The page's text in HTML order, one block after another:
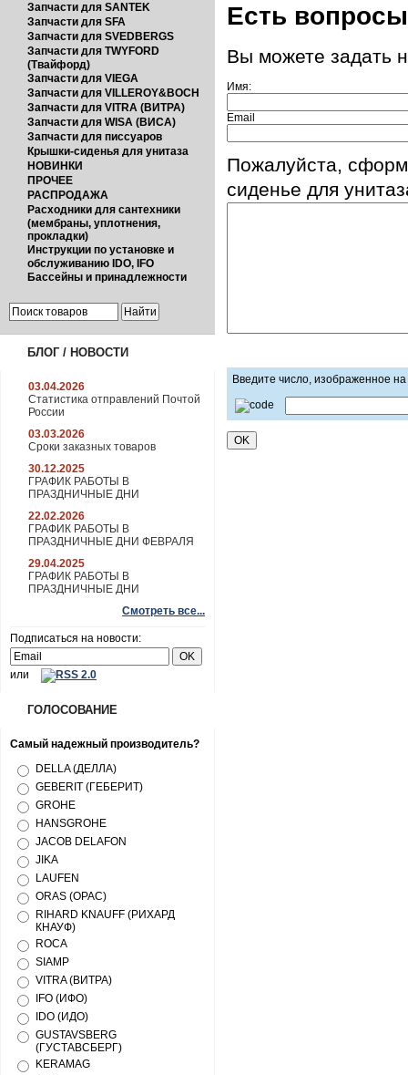
Запчасти для SANTEK
Запчасти для SFA
Запчасти для SVEDBERGS
Запчасти для TWYFORD
(Твайфорд)
Запчасти для VIEGA
Запчасти для VILLEROY&BOCH
Запчасти для VITRA (ВИТРА)
Запчасти для WISA (ВИСА)
Запчасти для писсуаров
Крышки-сиденья для унитаза
НОВИНКИ
ПРОЧЕЕ
РАСПРОДАЖА
Расходники для сантехники
(мембраны, уплотнения,
прокладки)
Инструкции по установке и
обслуживанию IDO, IFO
Бассейны и принадлежности
БЛОГ / НОВОСТИ
03.04.2026
Статистика отправлений Почтой
России
03.03.2026
Сроки заказных товаров
30.12.2025
ГРАФИК РАБОТЫ В
ПРАЗДНИЧНЫЕ ДНИ
22.02.2026
ГРАФИК РАБОТЫ В
ПРАЗДНИЧНЫЕ ДНИ ФЕВРАЛЯ
29.04.2025
ГРАФИК РАБОТЫ В
ПРАЗДНИЧНЫЕ ДНИ
Смотреть все...
Подписаться на новости:
или
ГОЛОСОВАНИЕ
Самый надежный производитель?
DELLA (ДЕЛЛА)
GEBERIT (ГЕБЕРИТ)
GROHE
HANSGROHE
JACOB DELAFON
JIKA
LAUFEN
ORAS (ОРАС)
RIHARD KNAUFF (РИХАРД
КНАУФ)
ROCA
SIAMP
VITRA (ВИТРА)
IFO (ИФО)
IDO (ИДО)
GUSTAVSBERG
(ГУСТАВСБЕРГ)
KERAMAG
Есть
Вы можете задать
Имя:
Email
Пожалуйста,
сиденье для
Введите число, изображенное на